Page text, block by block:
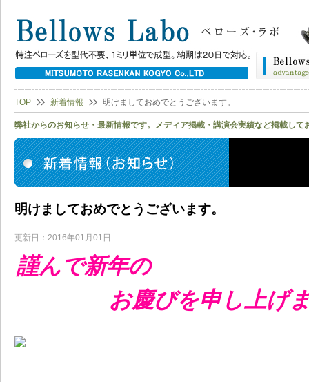
TOP 新着情報 明けましておめでとうございます。
弊社からのお知らせ・最新情報です。メディア掲載・講演会実績など掲載して
明けましておめでとうございます。
更新日：2016年01月01日
謹んで新年の
お慶びを申し上げま